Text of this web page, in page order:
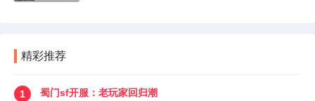
精彩推荐
1
蜀门sf开服：老玩家回归潮